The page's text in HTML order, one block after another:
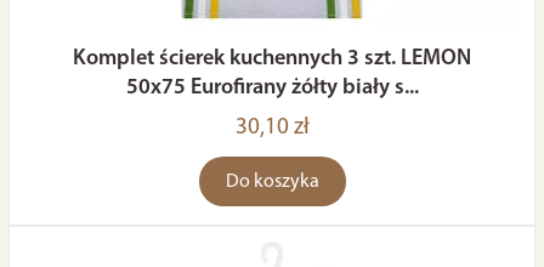
Komplet ścierek kuchennych 3 szt. LEMON
50x75 Eurofirany żółty biały s...
30,10 zł
Do koszyka